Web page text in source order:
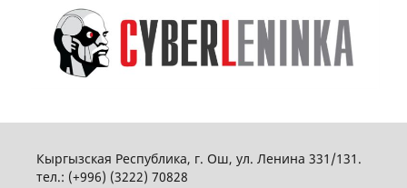
Кыргызская Республика, г. Ош, ул. Ленина 331/131.
тел.: (+996) (3222) 70828